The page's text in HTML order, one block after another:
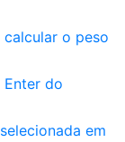
o peso
Enter do
em